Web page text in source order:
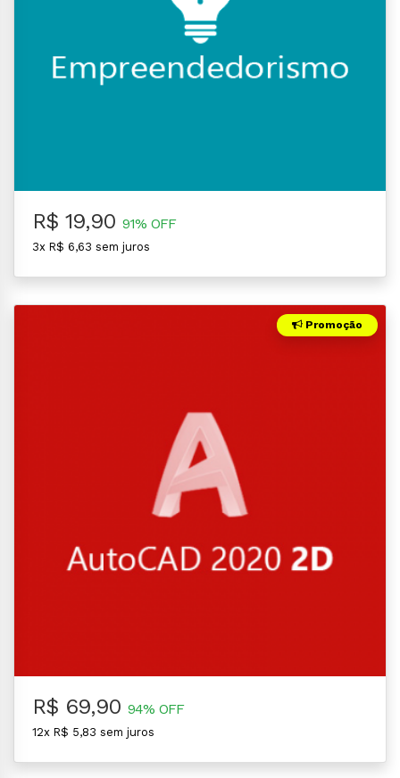
R$ 19,90 91% OFF
3x R$ 6,63 sem juros
Promoção
R$ 69,90 94% OFF
12x R$ 5,83 sem juros